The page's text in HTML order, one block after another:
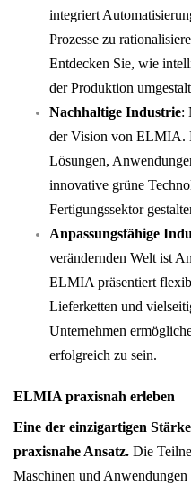
integriert
Prozesse zu
Entdecken Sie, wie
der Produktion
Nachhaltige Industrie:
der Vision von ELMIA.
Lösungen,
innovative grüne
Fertigungssektor
Anpassungsfähige
verändernden Welt ist
ELMIA präsentiert
Lieferketten und
Unternehmen
erfolgreich zu sein.
ELMIA praxisnah erleben
Eine der einzigartigen
praxisnahe Ansatz. Die
Maschinen und